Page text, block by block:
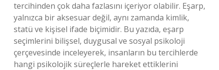
tercihinden çok daha fazlasını içeriyor olabilir. Eşarp,
yalnızca bir aksesuar değil, aynı zamanda kimlik,
statü ve kişisel ifade biçimidir. Bu yazıda, eşarp
seçimlerini bilişsel, duygusal ve sosyal psikoloji
çerçevesinde inceleyerek, insanların bu tercihlerde
hangi psikolojik süreçlerle hareket ettiklerini